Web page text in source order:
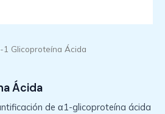
1 Glicoproteína Ácida
Ácida
de α1-glicoproteína ácida